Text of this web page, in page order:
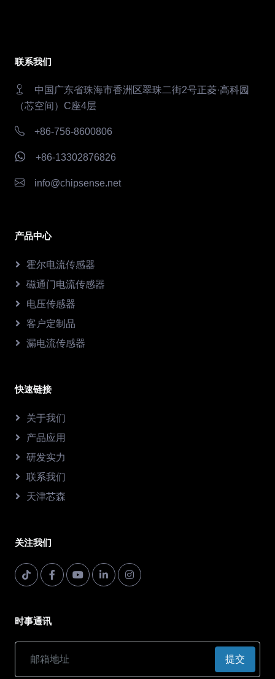
联系我们
中国广东省珠海市香洲区翠珠二街2号正菱·高科园
（芯空间）C座4层
+86-756-8600806
+86-13302876826
info@chipsense.net
产品中心
霍尔电流传感器
磁通门电流传感器
电压传感器
客户定制品
漏电流传感器
快速链接
关于我们
产品应用
研发实力
联系我们
天津芯森
关注我们
时事通讯
提交